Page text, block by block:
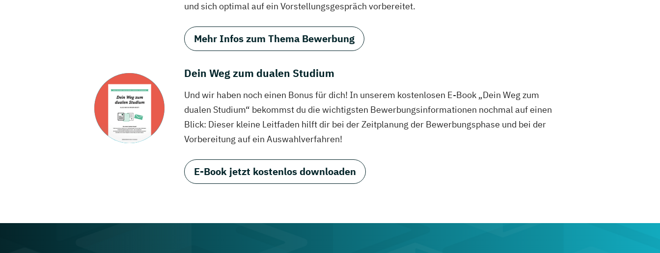
und sich optimal auf ein Vorstellungsgespräch vorbereitet.
Mehr Infos zum Thema Bewerbung
Dein Weg zum dualen Studium
Und wir haben noch einen Bonus für dich! In unserem kostenlosen E-Book „Dein Weg zum
dualen Studium“ bekommst du die wichtigsten Bewerbungsinformationen nochmal auf einen
Blick: Dieser kleine Leitfaden hilft dir bei der Zeitplanung der Bewerbungsphase und bei der
Vorbereitung auf ein Auswahlverfahren!
E-Book jetzt kostenlos downloaden